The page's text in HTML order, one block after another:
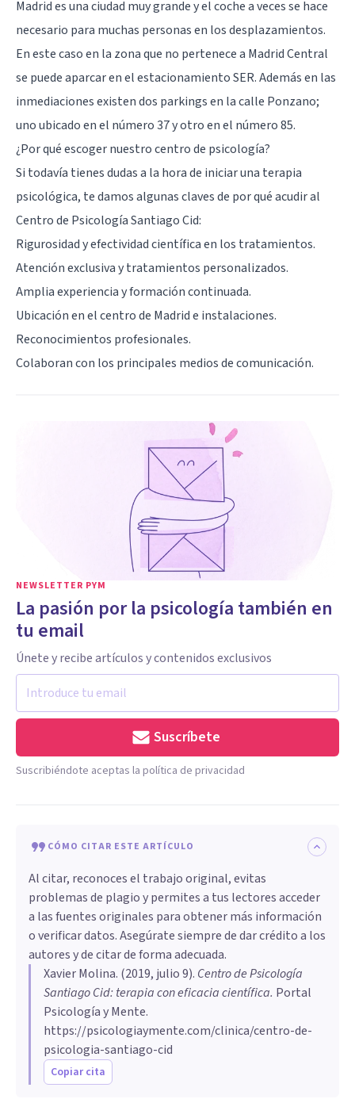
Madrid es una ciudad muy grande y el coche a veces se hace
necesario para muchas personas en los desplazamientos.
En este caso en la zona que no pertenece a Madrid Central
se puede aparcar en el estacionamiento SER. Además en las
inmediaciones existen dos parkings en la calle Ponzano;
uno ubicado en el número 37 y otro en el número 85.
¿Por qué escoger nuestro centro de psicología?
Si todavía tienes dudas a la hora de iniciar una terapia
psicológica, te damos algunas claves de por qué acudir al
Centro de Psicología Santiago Cid:
Rigurosidad y efectividad científica en los tratamientos.
Atención exclusiva y tratamientos personalizados.
Amplia experiencia y formación continuada.
Ubicación en el centro de Madrid e instalaciones.
Reconocimientos profesionales.
Colaboran con los principales medios de comunicación.
NEWSLETTER PYM
La pasión por la psicología también en
tu email
Únete y recibe artículos y contenidos exclusivos
Suscríbete
Suscribiéndote aceptas la política de privacidad
CÓMO CITAR ESTE ARTÍCULO
Al citar, reconoces el trabajo original, evitas
problemas de plagio y permites a tus lectores acceder
a las fuentes originales para obtener más información
o verificar datos. Asegúrate siempre de dar crédito a los
autores y de citar de forma adecuada.
Xavier Molina. (2019, julio 9). Centro de Psicología
Santiago Cid: terapia con eficacia científica. Portal
Psicología y Mente.
https://psicologiaymente.com/clinica/centro-de-
psicologia-santiago-cid
Copiar cita